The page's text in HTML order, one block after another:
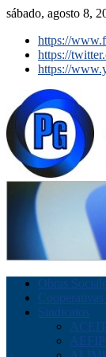
sábado, agosto 8,
https://
https://
https://
Obras
Sindicatos
AEFIP